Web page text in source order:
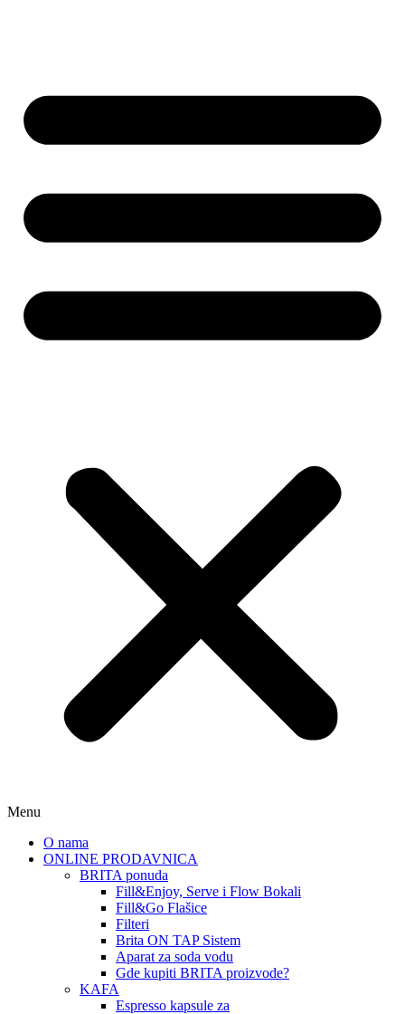
Menu
O nama
ONLINE PRODAVNICA
BRITA ponuda
Fill&Enjoy, Serve i Flow Bokali
Fill&Go Flašice
Filteri
Brita ON TAP Sistem
Aparat za soda vodu
Gde kupiti BRITA proizvode?
KAFA
Espresso kapsule za